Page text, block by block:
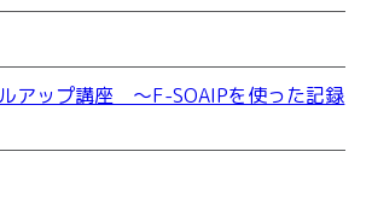
アップ講座 ～F-SOAIPを使った記録